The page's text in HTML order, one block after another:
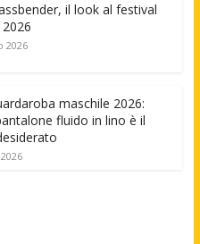
il look al festival
2026
maschile 2026:
fluido in lino è il